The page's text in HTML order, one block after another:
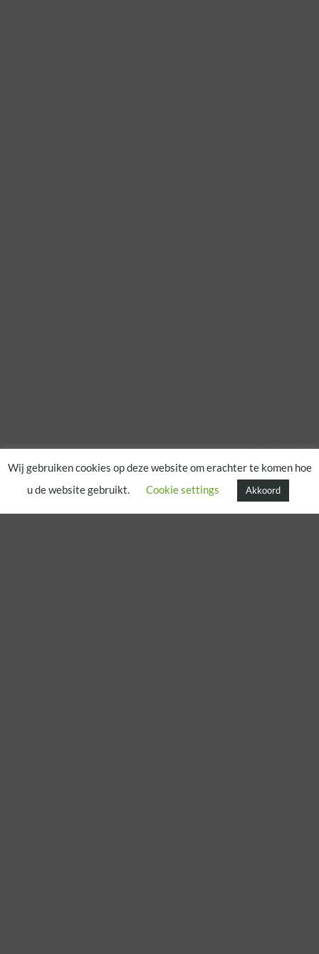
Wij gebruiken cookies op deze website om erachter te komen hoe
u de website gebruikt.
Cookie settings Akkoord